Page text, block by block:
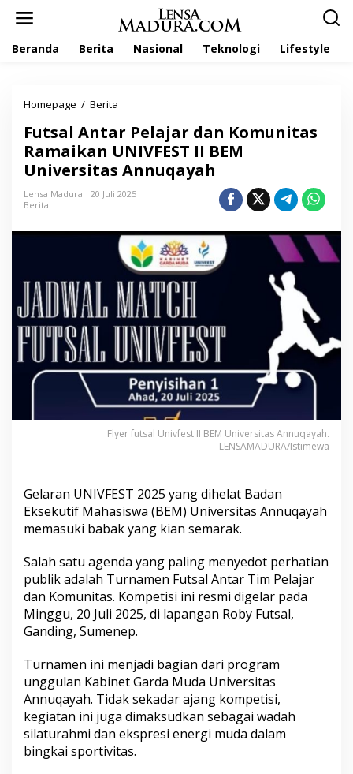
Beranda Berita Nasional Teknologi Lifestyle
Homepage / Berita
t
s
a
A
a
r
P
l
a
j
a
d
a
K
o
m
t
a
s
R
m
i
k
a
n
I
V
F
E
S
T
I
Futsal Antar Pelajar dan Komunitas
Ramaikan UNIVFEST II BEM
Universitas Annuqayah
Lensa Madura
20 Juli 2025
Berita
Flyer futsal Univfest II BEM Universitas Annuqayah.
LENSAMADURA/Istimewa
Gelaran UNIVFEST 2025 yang dihelat Badan
Eksekutif Mahasiswa (BEM) Universitas Annuqayah
memasuki babak yang kian semarak.
Salah satu agenda yang paling menyedot perhatian
publik adalah Turnamen Futsal Antar Tim Pelajar
dan Komunitas. Kompetisi ini resmi digelar pada
Minggu, 20 Juli 2025, di lapangan Roby Futsal,
Ganding, Sumenep.
Turnamen ini menjadi bagian dari program
unggulan Kabinet Garda Muda Universitas
Annuqayah. Tidak sekadar ajang kompetisi,
kegiatan ini juga dimaksudkan sebagai wadah
silaturahmi dan ekspresi energi muda dalam
bingkai sportivitas.